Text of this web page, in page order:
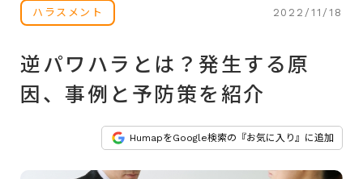
ハラスメント 2022/11/18
逆パワハラとは？発生する原
因、事例と予防策を紹介
HumapをGoogle検索の『お気に入り』に追加